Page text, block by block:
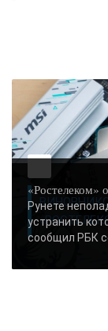
«Ростелеком»
Рунете
устранить
сообщил РБК